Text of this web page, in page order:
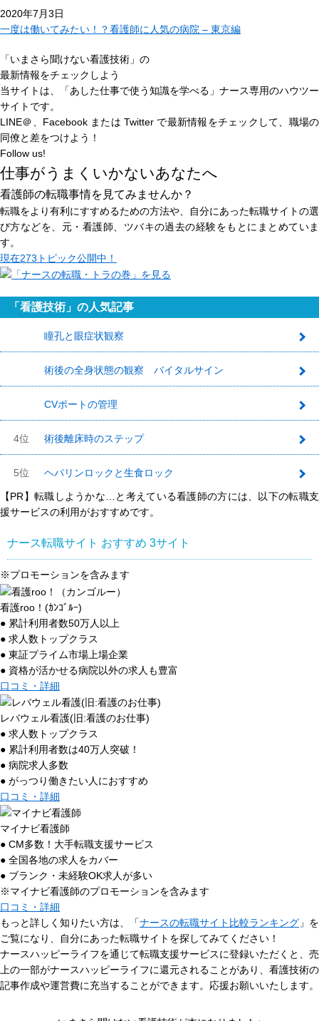
2020年7月3日
一度は働いてみたい！？看護師に人気の病院 – 東京編
「いまさら聞けない看護技術」の
最新情報をチェックしよう
当サイトは、
「あした仕事で使う知識を学べる」 ナース専用のハウツー
サイトです。
LINE＠、Facebook または Twitter で最新情報をチェックして、職場の
同僚と差をつけよう！
Follow us!
仕事がうまくいかないあなたへ
看護師の転職事情を見てみませんか？
転職をより有利にすすめるための方法や、自分にあった転職サイトの選
び方などを、元・看護師、ツバキの過去の経験をもとにまとめていま
す。
現在273トピック公開中！
「看護技術」の人気記事
瞳孔と眼症状観察
術後の全身状態の観察 バイタルサイン
CVポートの管理
4位 術後離床時のステップ
5位 ヘパリンロックと生食ロック
【PR】転職しようかな…と考えている看護師の方には、以下の転職支
援サービスの利用がおすすめです。
ナース転職サイト おすすめ 3サイト
※プロモーションを含みます
看護roo！(ｶﾝｺﾞﾙｰ)
● 累計利用者数50万人以上
● 求人数トップクラス
● 東証プライム市場上場企業
● 資格が活かせる病院以外の求人も豊富
口コミ・詳細
レバウェル看護(旧:看護のお仕事)
● 求人数トップクラス
● 累計利用者数は40万人突破！
● 病院求人多数
● がっつり働きたい人におすすめ
口コミ・詳細
マイナビ看護師
● CM多数！大手転職支援サービス
● 全国各地の求人をカバー
● ブランク・未経験OK求人が多い
※マイナビ看護師のプロモーションを含みます
口コミ・詳細
もっと詳しく知りたい方は、「ナースの転職サイト比較ランキング 」を
ご覧になり、自分にあった転職サイトを探してみてください！
ナースハッピーライフを通じて転職支援サービスに登録いただくと、売
上の一部がナースハッピーライフに還元されることがあり、看護技術の
記事作成や運営費に充当することができます。応援お願いいたします。